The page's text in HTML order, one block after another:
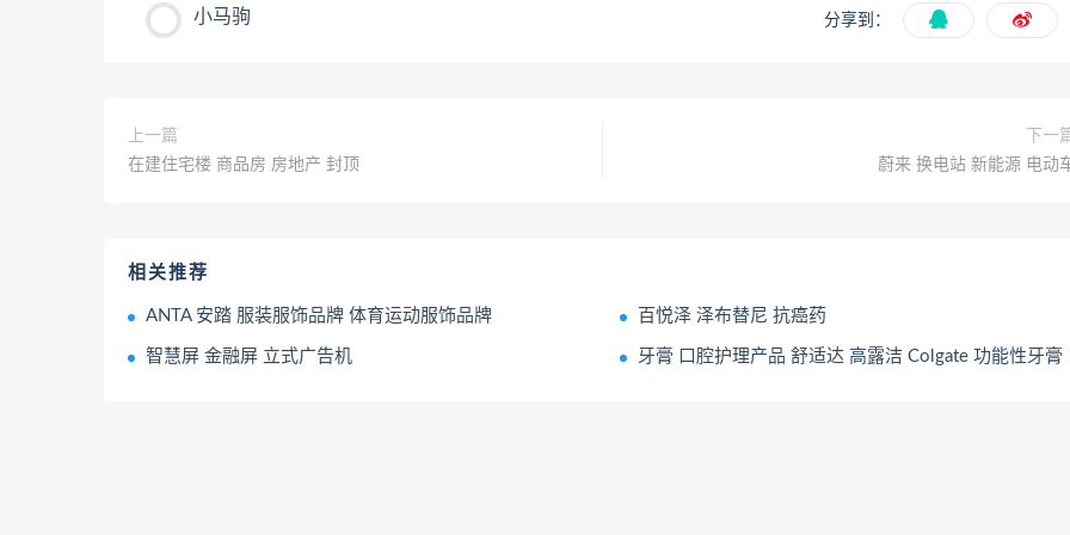
小马驹 分享到：
上一篇
在建住宅楼 商品房 房地产 封顶
下一
蔚来 换电站 新能源 电动
相关推荐
ANTA 安踏 服装服饰品牌 体育运动服饰品牌 百悦泽 泽布替尼 抗癌药
智慧屏 金融屏 立式广告机 牙膏 口腔护理产品 舒适达 高露洁 Colgate 功能性牙膏